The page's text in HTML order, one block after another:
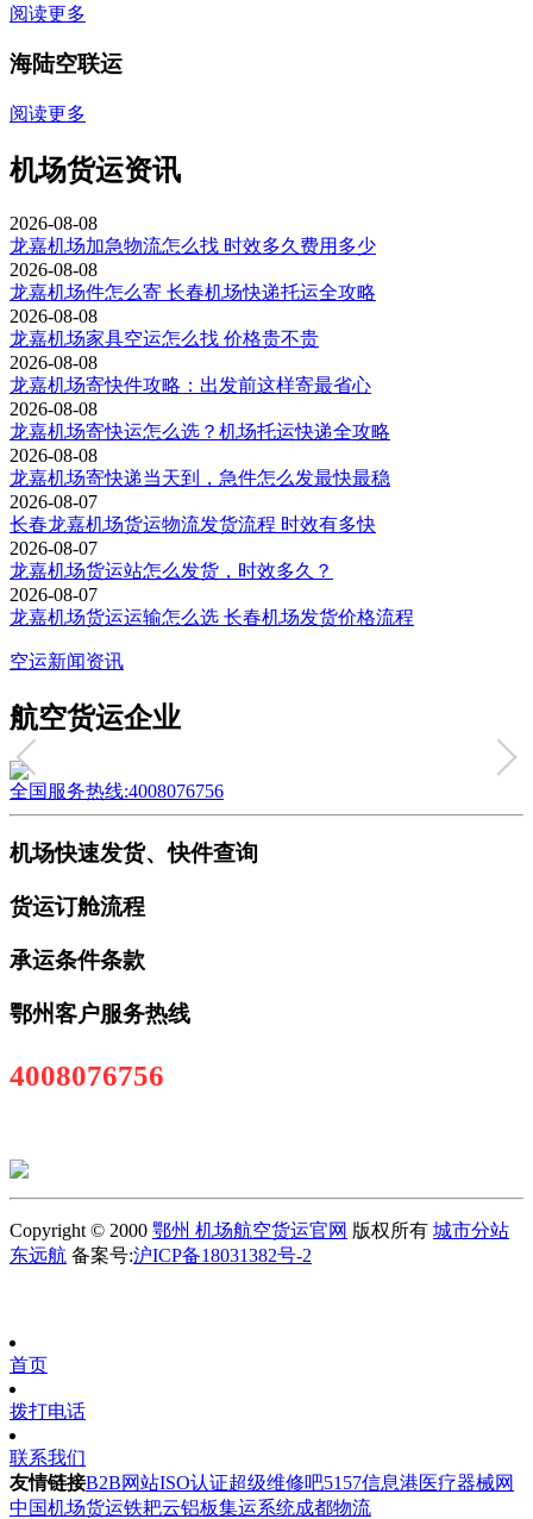
阅读更多
海陆空联运
阅读更多
机场货运资讯
2026-08-08
龙嘉机场加急物流怎么找 时效多久费用多少
2026-08-08
龙嘉机场件怎么寄 长春机场快递托运全攻略
2026-08-08
龙嘉机场家具空运怎么找 价格贵不贵
2026-08-08
龙嘉机场寄快件攻略：出发前这样寄最省心
2026-08-08
龙嘉机场寄快运怎么选？机场托运快递全攻略
2026-08-08
龙嘉机场寄快递当天到，急件怎么发最快最稳
2026-08-07
长春龙嘉机场货运物流发货流程 时效有多快
2026-08-07
龙嘉机场货运站怎么发货，时效多久？
2026-08-07
龙嘉机场货运运输怎么选 长春机场发货价格流程
空运新闻资讯
航空货运企业
全国服务热线:4008076756
机场快速发货、快件查询
货运订舱流程
承运条件条款
鄂州客户服务热线
4008076756
Copyright © 2000 鄂州 机场航空货运官网 版权所有 城市分站
东远航 备案号:沪ICP备18031382号-2
首页
拨打电话
联系我们
友情链接B2B网站ISO认证超级维修吧5157信息港医疗器械网
中国机场货运铁耙云铝板集运系统成都物流